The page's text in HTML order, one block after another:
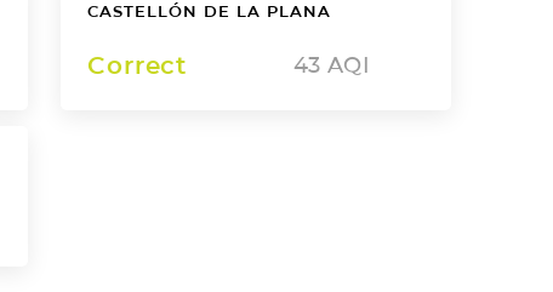
CASTELLÓN DE LA PLANA
Correct 43 AQI